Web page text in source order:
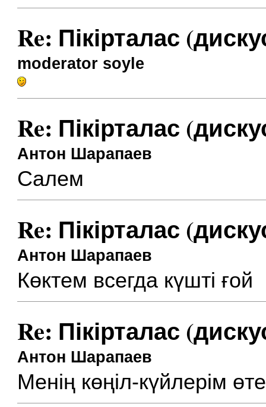
Re: Пікірталас
moderator soyle
Re: Пікірталас
Антон Шарапаев
Салем
Re: Пікірталас
Антон Шарапаев
Көктем всегда күшті ғой
Re: Пікірталас
Антон Шарапаев
Менің көңіл-күйлерім